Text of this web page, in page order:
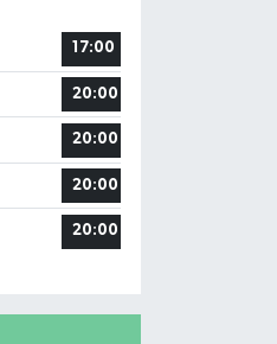
17:00
20:00
20:00
20:00
20:00